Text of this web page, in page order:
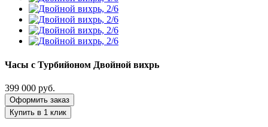
Часы с Турбийоном Двойной вихрь
399 000 руб.
Оформить заказ
Купить в 1 клик